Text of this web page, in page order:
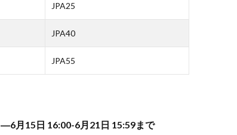
JPA25
JPA40
JPA55
―6月15日 16:00-6月21日 15:59まで